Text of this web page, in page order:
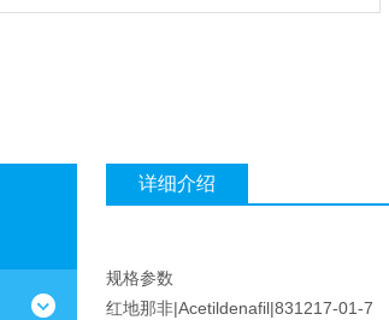
详细介绍
规格参数
红地那非|Acetildenafil|831217-01-7